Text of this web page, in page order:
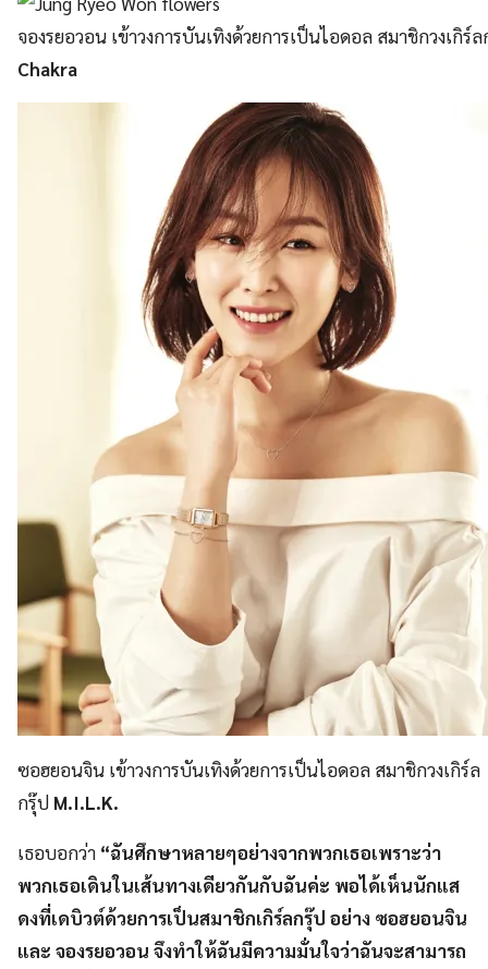
จองรยอวอน เข้าวงการบันเทิงด้วยการเป็นไอดอล สมาชิกวงเกิร์
Chakra
ซอฮยอนจิน เข้าวงการบันเทิงด้วยการเป็นไอดอล สมาชิกวงเกิร์ล
กรุ๊ป M.I.L.K.
เธอบอกว่า “ฉันศึกษาหลายๆอย่างจากพวกเธอเพราะว่า
พวกเธอเดินในเส้นทางเดียวกันกับฉันค่ะ พอได้เห็นนักแส
ดงที่เดบิวต์ด้วยการเป็นสมาชิกเกิร์ลกรุ๊ป อย่าง ซอฮยอนจิน
และ จองรยอวอน จึงทำให้ฉันมีความมั่นใจว่าฉันจะสามารถ